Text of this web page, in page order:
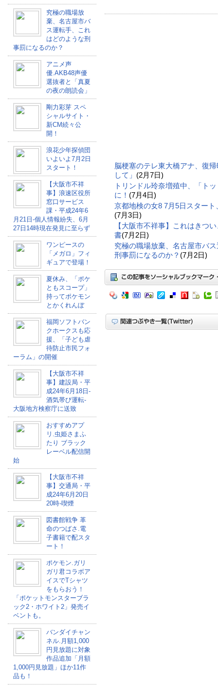
究極の職場放
棄、名古屋市バ
ス運転手、これ
はどのような刑
事罰になるのか？
アニメ声
優.AKB48声優
選抜者と「真夏
の夜の朗読会」
剛力彩芽 スペ
シャルサイト・
新CM続々公
開！
浪花少年探偵団
いよいよ7月2日
スタート！
【大阪市不祥
事】浪速区役所
窓口サービス
課・平成24年6
月21日-個人情報紛失、6月
27日14時現在発見に至らず
ワンピースの
「メガロ」フィ
ギュアで登場！
夏休み、「ポケ
ともスコープ」
持ってポケモン
とかくれんぼ
福岡ソフトバン
クホークスも応
援、「子ども虐
待防止市民フォ
ーラム」の開催
【大阪市不祥
事】建設局・平
成24年6月18日-
酒気帯び運転-
大阪地方検察庁に送致
おすすめアプ
リ.虫姫さまふ
たり ブラック
レーベル配信開
始
【大阪市不祥
事】交通局・平
成24年6月20日
20時-喫煙
図書館戦争 革
命のつばさ.電
子書籍で配スタ
ート！
ポケモン.ガリ
ガリ君コラボア
イスでTシャツ
をもらおう！
「ポケットモンスターブラ
ック2・ホワイト2」発売イ
ベントも。
バンダイチャン
ネル.月額1,000
円見放題に対象
作品追加「月額
1,000円見放題」ほか11作
品も！
脳梗塞のテレ東大橋アナ、復
して」 (2月7日)
トリンドル玲奈増殖中、「ト
に！ (7月4日)
京都地検の女8 7月5日スター
(7月3日)
【大阪市不祥事】これはきつ
書(7月2日)
究極の職場放棄、名古屋市バ
刑事罰になるのか？ (7月2日)